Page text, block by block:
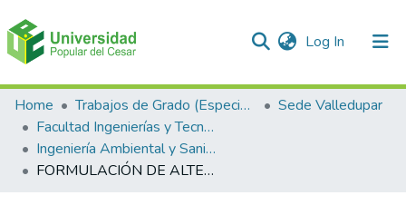
Log In (current)
Communities & Collections
All of DSpace
Statistics
Home Trabajos de Grado (Especializaciones y Pregrados)
Sede Valledupar
Facultad Ingenierías y Tecnologías
Ingeniería Ambiental y Sanitaria.
FORMULACIÓN DE ALTERNATIVAS DE MANEJO INTEGRAL DE LOS RESIDUOS SÓLIDOS ESPECIALES TIPO LLANTAS EN ESTACIONES DE SERVICIO Y SIMILARES EN VALLEDUPAR CESAR